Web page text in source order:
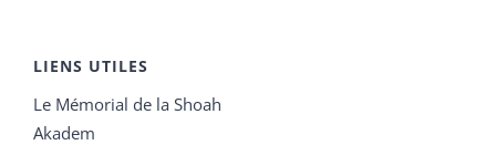
LIENS UTILES
Le Mémorial de la Shoah
Akadem